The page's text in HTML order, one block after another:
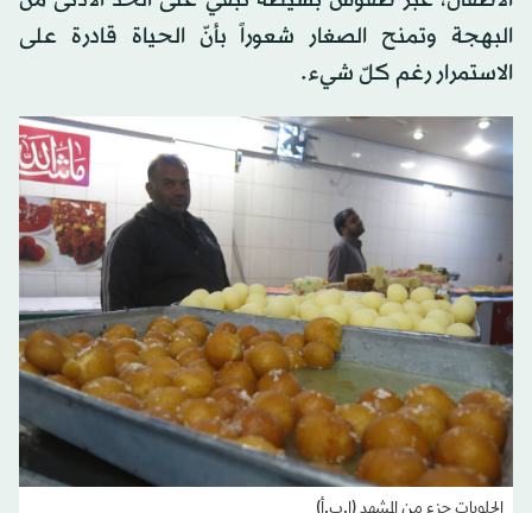
البهجة وتمنح الصغار شعوراً بأنّ الحياة قادرة على
الاستمرار رغم كلّ شيء.